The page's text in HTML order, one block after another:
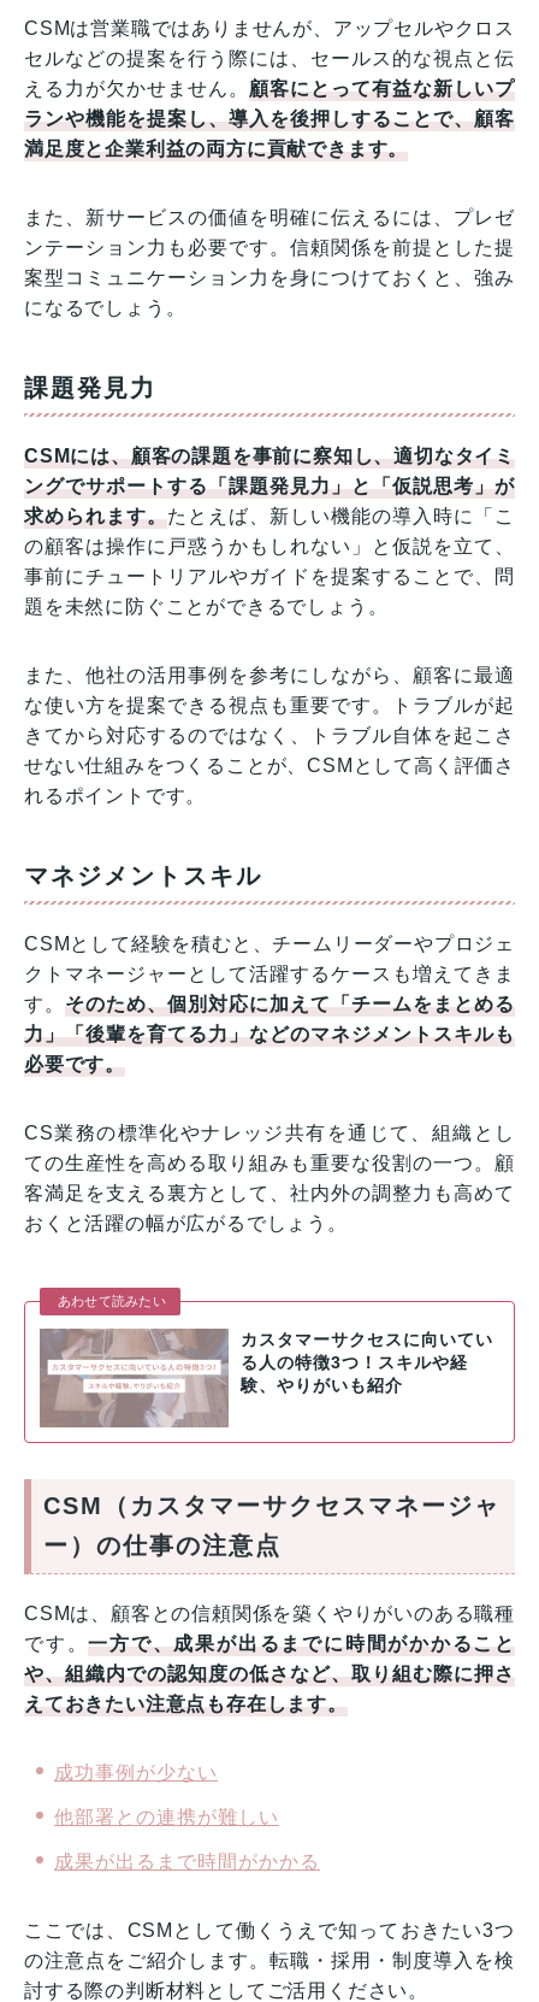
CSMは営業職ではありませんが、アップセルやクロス
セルなどの提案を行う際には、セールス的な視点と伝
える力が欠かせません。顧客にとって有益な新しいプ
ランや機能を提案し、導入を後押しすることで、顧客
満足度と企業利益の両方に貢献できます。
また、新サービスの価値を明確に伝えるには、プレゼ
ンテーション力も必要です。信頼関係を前提とした提
案型コミュニケーション力を身につけておくと、強み
になるでしょう。
課題発見力
CSMには、顧客の課題を事前に察知し、適切なタイミ
ングでサポートする「課題発見力」と「仮説思考」が
求められます。たとえば、新しい機能の導入時に「こ
の顧客は操作に戸惑うかもしれない」と仮説を立て、
事前にチュートリアルやガイドを提案することで、問
題を未然に防ぐことができるでしょう。
また、他社の活用事例を参考にしながら、顧客に最適
な使い方を提案できる視点も重要です。トラブルが起
きてから対応するのではなく、トラブル自体を起こさ
せない仕組みをつくることが、CSMとして高く評価さ
れるポイントです。
マネジメントスキル
CSMとして経験を積むと、チームリーダーやプロジェ
クトマネージャーとして活躍するケースも増えてきま
す。そのため、個別対応に加えて「チームをまとめる
力」「後輩を育てる力」などのマネジメントスキルも
必要です。
CS業務の標準化やナレッジ共有を通じて、組織とし
ての生産性を高める取り組みも重要な役割の一つ。顧
客満足を支える裏方として、社内外の調整力も高めて
おくと活躍の幅が広がるでしょう。
あわせて読みたい
カスタマーサクセスに向いてい
る人の特徴3つ！スキルや経
験、やりがいも紹介
CSM（カスタマーサクセスマネージャ
ー）の仕事の注意点
CSMは、顧客との信頼関係を築くやりがいのある職種
です。一方で、成果が出るまでに時間がかかること
や、組織内での認知度の低さなど、取り組む際に押さ
えておきたい注意点も存在します。
成功事例が少ない
他部署との連携が難しい
成果が出るまで時間がかかる
ここでは、CSMとして働くうえで知っておきたい3つ
の注意点をご紹介します。転職・採用・制度導入を検
討する際の判断材料としてご活用ください。